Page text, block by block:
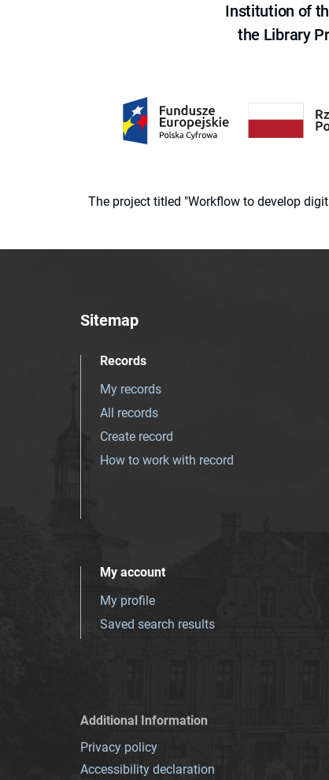
Institution of
the Library
The project titled "Workflow to develop
Sitemap
Records
My records
All records
Create record
How to work with record
My account
My profile
Saved search results
Additional Information
Privacy policy
Accessibility declaration